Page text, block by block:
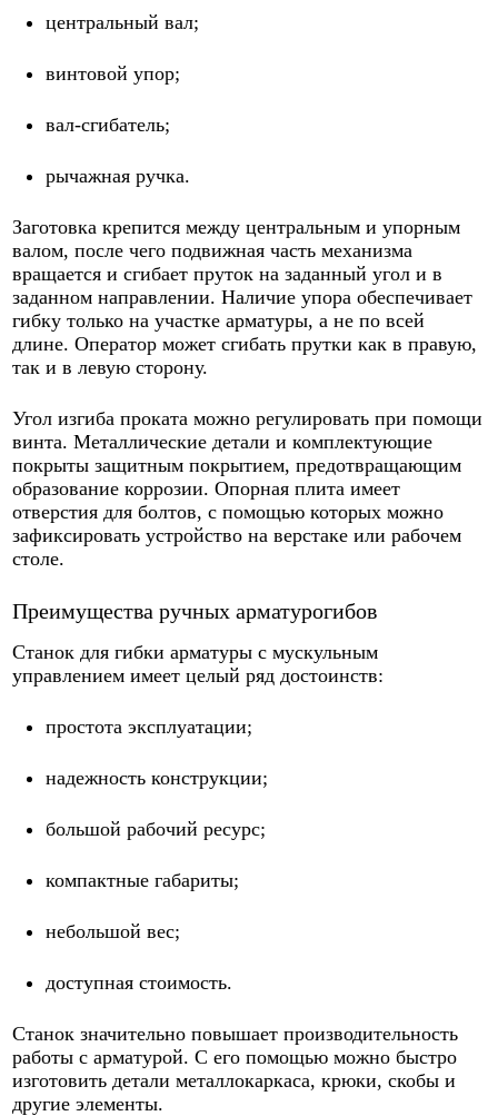
центральный вал;
винтовой упор;
вал-сгибатель;
рычажная ручка.
Заготовка крепится между центральным и упорным
валом, после чего подвижная часть механизма
вращается и сгибает пруток на заданный угол и в
заданном направлении. Наличие упора обеспечивает
гибку только на участке арматуры, а не по всей
длине. Оператор может сгибать прутки как в правую,
так и в левую сторону.
Угол изгиба проката можно регулировать при помощи
винта. Металлические детали и комплектующие
покрыты защитным покрытием, предотвращающим
образование коррозии. Опорная плита имеет
отверстия для болтов, с помощью которых можно
зафиксировать устройство на верстаке или рабочем
столе.
Преимущества ручных арматурогибов
Станок для гибки арматуры с мускульным
управлением имеет целый ряд достоинств:
простота эксплуатации;
надежность конструкции;
большой рабочий ресурс;
компактные габариты;
небольшой вес;
доступная стоимость.
Станок значительно повышает производительность
работы с арматурой. С его помощью можно быстро
изготовить детали металлокаркаса, крюки, скобы и
другие элементы.